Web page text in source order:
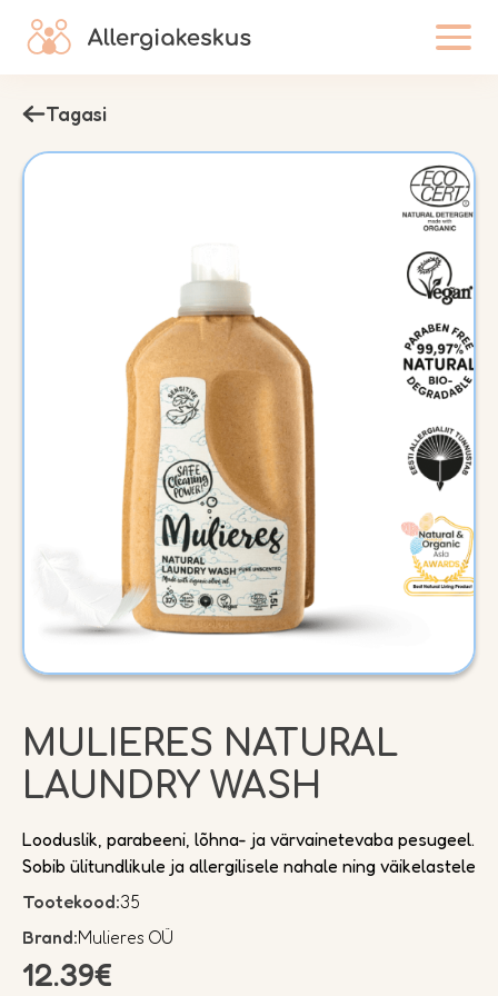
Tagasi
MULIERES NATURAL
LAUNDRY WASH
Looduslik, parabeeni, lõhna- ja värvainetevaba pesugeel.
Sobib ülitundlikule ja allergilisele nahale ning väikelastele
Tootekood:35
Brand:Mulieres OÜ
12.39€